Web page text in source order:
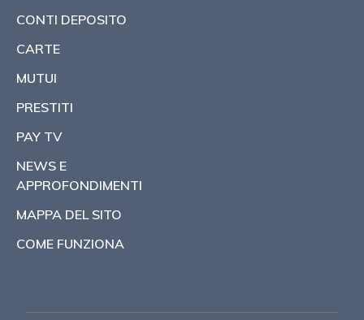
CONTI DEPOSITO
CARTE
MUTUI
PRESTITI
PAY TV
NEWS E
APPROFONDIMENTI
MAPPA DEL SITO
COME FUNZIONA